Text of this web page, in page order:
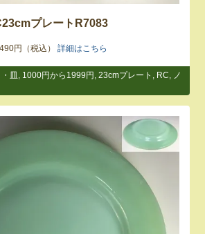
プレートR7083
円（税込）詳細はこちら
皿 1000円から1999円 ,23cmプレート RC
ノ